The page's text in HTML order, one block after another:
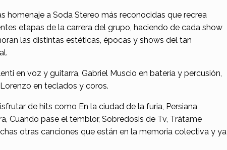
homenaje a Soda Stereo más reconocidas que recrea
etapas de la carrera del grupo, haciendo de cada show
las distintas estéticas, épocas y shows del tan
en voz y guitarra, Gabriel Muscio en batería y percusión,
en teclados y coros.
de hits como En la ciudad de la furia, Persiana
Cuando pase el temblor, Sobredosis de Tv, Trátame
otras canciones que están en la memoria colectiva y ya